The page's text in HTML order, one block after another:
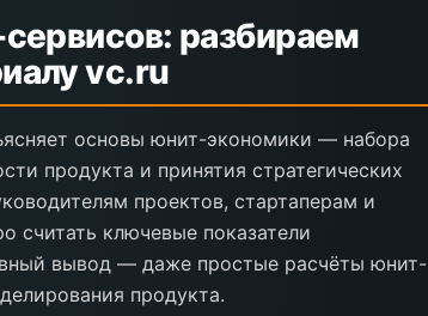
разбираем
vc.ru
основы юнит-экономики — набора
продукта и принятия стратегических
проектов, стартаперам и
считать ключевые показатели
вывод — даже простые расчёты юнит-
продукта.